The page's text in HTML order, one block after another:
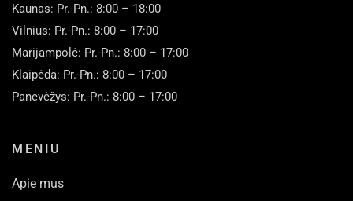
Kaunas: Pr.-Pn.: 8:00 – 18:00
Vilnius: Pr.-Pn.: 8:00 – 17:00
Marijampolė: Pr.-Pn.: 8:00 – 17:00
Klaipėda: Pr.-Pn.: 8:00 – 17:00
Panevėžys: Pr.-Pn.: 8:00 – 17:00
MENIU
Apie mus